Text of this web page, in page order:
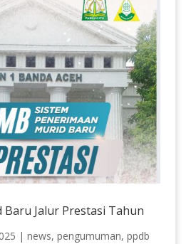
Jalur Prestasi Tahun
| news, pengumuman, ppdb